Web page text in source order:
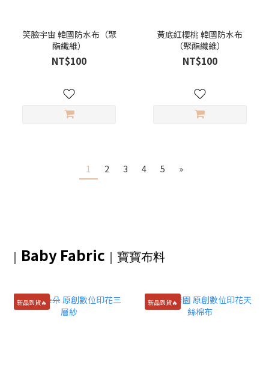
笑臉宇宙 韓國防水布（聚
酯纖維）
NT$100
黃底紅櫻桃 韓國防水布
（聚酯纖維）
NT$100
1 2 3 4 5 »
｜ Baby Fabric ｜ 寶寶布料
新品到貨🔥 新品到貨🔥